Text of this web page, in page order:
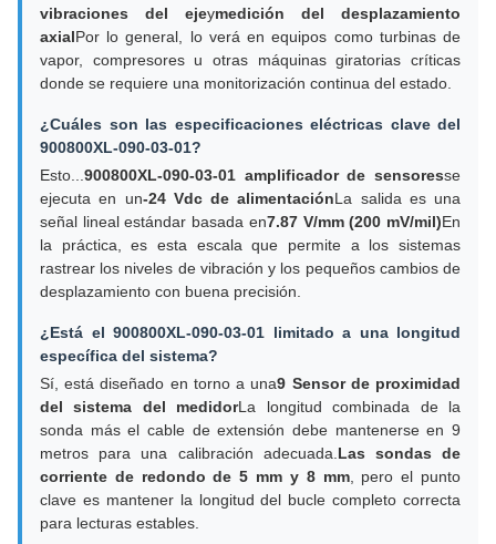
vibraciones del ejeymedición del desplazamiento
axialPor lo general, lo verá en equipos como turbinas de
vapor, compresores u otras máquinas giratorias críticas
donde se requiere una monitorización continua del estado.
¿Cuáles son las especificaciones eléctricas clave del
900800XL-090-03-01?
Esto... 900800XL-090-03-01 amplificador de sensoresse
ejecuta en un-24 Vdc de alimentaciónLa salida es una
señal lineal estándar basada en7.87 V/mm (200 mV/mil)En
la práctica, es esta escala que permite a los sistemas
rastrear los niveles de vibración y los pequeños cambios de
desplazamiento con buena precisión.
¿Está el 900800XL-090-03-01 limitado a una longitud
específica del sistema?
Sí, está diseñado en torno a una9 Sensor de proximidad
del sistema del medidorLa longitud combinada de la
sonda más el cable de extensión debe mantenerse en 9
metros para una calibración adecuada. Las sondas de
corriente de redondo de 5 mm y 8 mm, pero el punto
clave es mantener la longitud del bucle completo correcta
para lecturas estables.